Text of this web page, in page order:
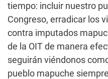
tiempo: incluir nuestro
Congreso, erradicar los
contra imputados
de la OIT de manera
seguirán viéndonos
pueblo mapuche